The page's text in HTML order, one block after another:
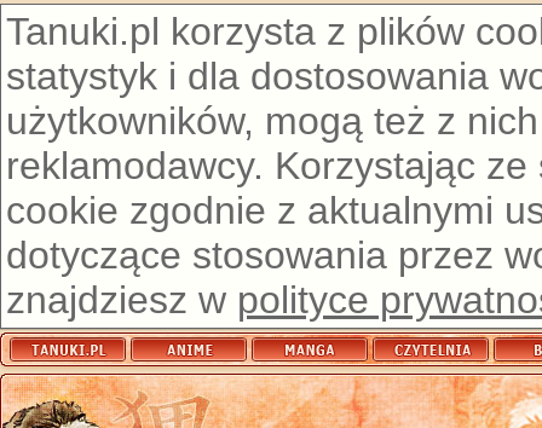
Tanuki.pl korzysta z plików
statystyk i dla dostosowania
użytkowników, mogą też z
reklamodawcy. Korzystając
cookie zgodnie z aktualnymi
dotyczące stosowania przez
znajdziesz w polityce